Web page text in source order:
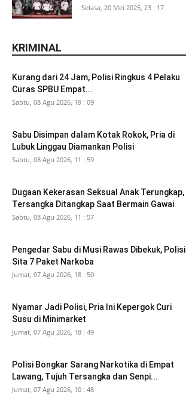
Selasa, 20 Mei 2025, 23 : 17
KRIMINAL
Kurang dari 24 Jam, Polisi Ringkus 4 Pelaku
Curas SPBU Empat...
Sabtu, 08 Agu 2026, 19 : 09
Sabu Disimpan dalam Kotak Rokok, Pria di
Lubuk Linggau Diamankan Polisi
Sabtu, 08 Agu 2026, 11 : 59
Dugaan Kekerasan Seksual Anak Terungkap,
Tersangka Ditangkap Saat Bermain Gawai
Sabtu, 08 Agu 2026, 11 : 57
Pengedar Sabu di Musi Rawas Dibekuk, Polisi
Sita 7 Paket Narkoba
Jumat, 07 Agu 2026, 18 : 50
Nyamar Jadi Polisi, Pria Ini Kepergok Curi
Susu di Minimarket
Jumat, 07 Agu 2026, 18 : 49
Polisi Bongkar Sarang Narkotika di Empat
Lawang, Tujuh Tersangka dan Senpi...
Jumat, 07 Agu 2026, 10 : 48